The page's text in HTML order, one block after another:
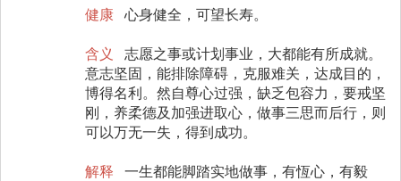
健康 心身健全，可望长寿。
含义
志愿之事或计划事业，大都能有所成就。
意志坚固，能排除障碍，克服难关，达成目的，
博得名利。然自尊心过强，缺乏包容力，要戒坚
刚，养柔德及加强进取心，做事三思而后行，则
可以万无一失，得到成功。
解释
一生都能脚踏实地做事，有恆心，有毅